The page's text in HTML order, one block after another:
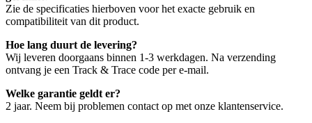
Zie de specificaties hierboven voor het exacte gebruik en
compatibiliteit van dit product.
Hoe lang duurt de levering?
Wij leveren doorgaans binnen 1-3 werkdagen. Na verzending
ontvang je een Track & Trace code per e-mail.
Welke garantie geldt er?
2 jaar. Neem bij problemen contact op met onze klantenservice.